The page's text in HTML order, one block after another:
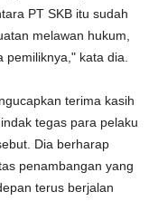
PT SKB itu sudah
melawan hukum,
kata dia.
terima kasih
tegas para pelaku
Dia berharap
penambangan yang
terus berjalan